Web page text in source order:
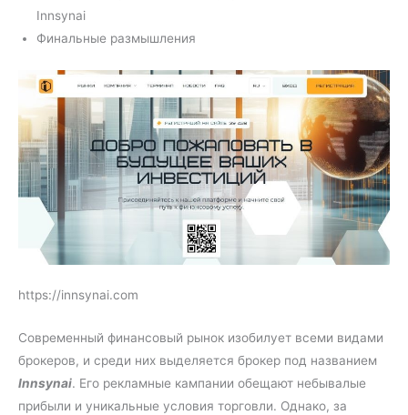
Innsynai
Финальные размышления
https://innsynai.com
Современный финансовый рынок изобилует всеми видами
брокеров, и среди них выделяется брокер под названием
Innsynai. Его рекламные кампании обещают небывалые
прибыли и уникальные условия торговли. Однако, за